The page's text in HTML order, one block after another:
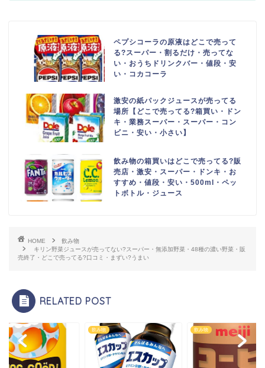
ペプシコーラの原液はどこで売って
る?スーパー・割るだけ・売ってな
い・おうちドリンクバー・値段・安
い・コカコーラ
激安の紙パックジュースが売ってる
場所【どこで売ってる?箱買い・ドン
キ・業務スーパー・スーパー・コン
ビニ・安い・小さい】
飲み物の箱買いはどこで売ってる?販
売店・激安・スーパー・ドンキ・お
すすめ・値段・安い・500ml・ペッ
トボトル・ジュース
HOME
飲み物
キリン野菜ジュースが売ってない?スーパー・無添加野菜・48種の濃い野菜・販
売終了・どこで売ってる?口コミ・まずい?うまい
RELATED POST
飲み物 飲み物